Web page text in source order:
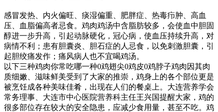
感冒发热、内火偏旺、痰湿偏重、肥胖症、热毒疖肿、高血
压、血脂偏高者忌食。鸡肉鸡汤中含脂肪较多，会使血中胆固
醇进一步升高，引起动脉硬化，冠心病，使血压持续升高，对
病情不利；患有胆囊炎、胆石症的人忌食，以免刺激胆囊，引
起胆绞痛发作；痛风病人也不宜喝鸡汤。
以下三种鸡肉你常吃哪一种0鸡翅尖0鸡皮0鸡脖子鸡肉因其肉
质细嫩、滋味鲜美受到了大家的推崇，鸡身上的各个部位更是
被烹饪成各种美味佳肴，出现在人们的餐桌上。大连营养学会
常务理事、大连市中心医院营养科主任王兴国提醒大家，鸡的
很多部位存在较大的安全隐患，应减少食用量，甚至不吃。鸡